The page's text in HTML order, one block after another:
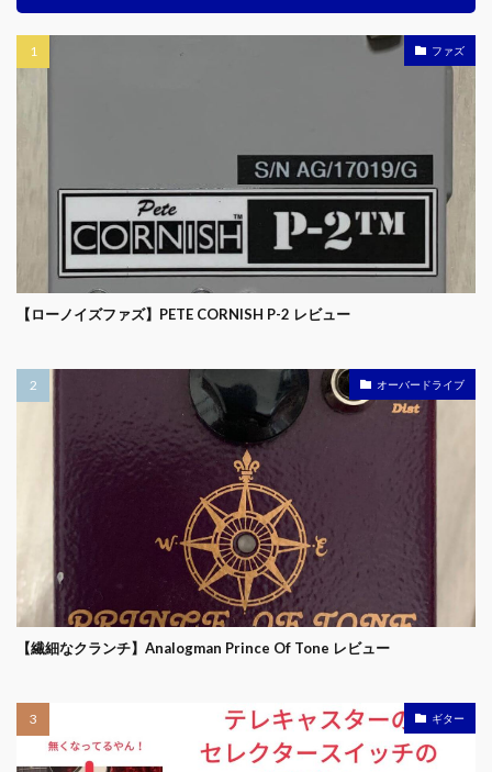
ファズ
【ローノイズファズ】PETE CORNISH P-2 レビュー
オーバードライブ
【繊細なクランチ】Analogman Prince Of Tone レビュー
ギター